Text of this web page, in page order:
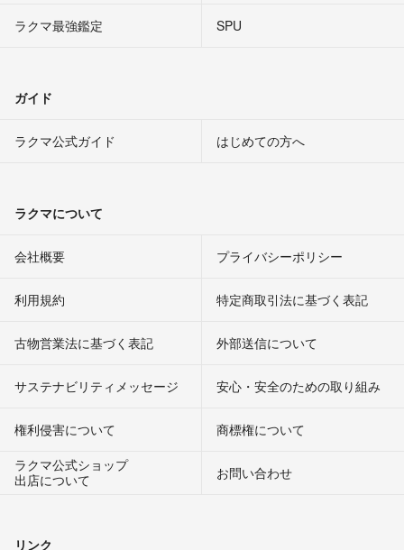
ラクマ最強鑑定
SPU
ガイド
ラクマ公式ガイド はじめての方へ
ラクマについて
会社概要 プライバシーポリシー
利用規約 特定商取引法に基づく表記
古物営業法に基づく表記 外部送信について
サステナビリティメッセージ 安心・安全のための取り組み
権利侵害について
商標権について
ラクマ公式ショップ
出店について
お問い合わせ
リンク